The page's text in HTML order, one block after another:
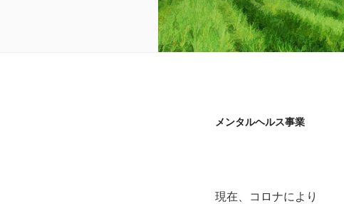
メンタルヘルス事業
現在、コロナにより